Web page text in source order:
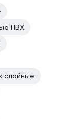
ПВХ
слойные